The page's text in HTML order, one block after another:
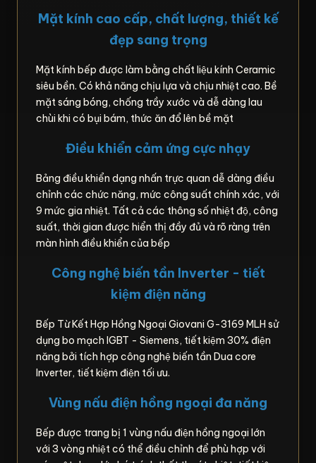
Mặt kính cao cấp, chất lượng, thiết kế
đẹp sang trọng
Mặt kính bếp được làm bằng chất liệu kính Ceramic
siêu bền. Có khả năng chịu lựa và chịu nhiệt cao. Bề
mặt sáng bóng, chống trầy xước và dễ dàng lau
chùi khi có bụi bám, thức ăn đổ lên bề mặt
Điều khiển cảm ứng cực nhạy
Bảng điều khiển dạng nhấn trực quan dễ dàng điều
chỉnh các chức năng, mức công suất chính xác, với
9 mức gia nhiệt. Tất cả các thông số nhiệt độ, công
suất, thời gian được hiển thị đầy đủ và rõ ràng trên
màn hình điều khiển của bếp
Công nghệ biến tần Inverter - tiết
kiệm điện năng
Bếp Từ Kết Hợp Hồng Ngoại Giovani G-3169 MLH sử
dụng bo mạch IGBT - Siemens, tiết kiệm 30% điện
năng bởi tích hợp công nghệ biến tần Dua core
Inverter, tiết kiệm điện tối ưu.
Vùng nấu điện hồng ngoại đa năng
Bếp được trang bị 1 vùng nấu điện hồng ngoại lớn
với 3 vòng nhiệt có thể điều chỉnh để phù hợp với